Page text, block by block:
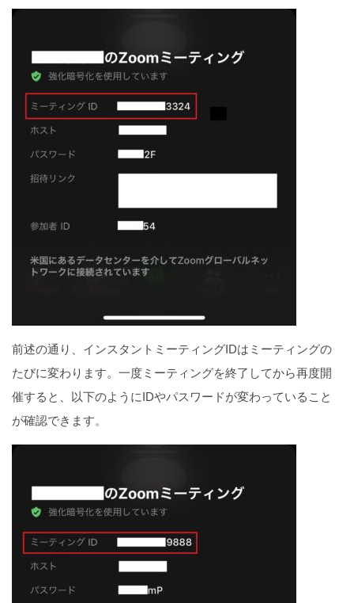
前述の通り、インスタントミーティングIDはミーティングの
たびに変わります。一度ミーティングを終了してから再度開
催すると、以下のようにIDやパスワードが変わっていること
が確認できます。